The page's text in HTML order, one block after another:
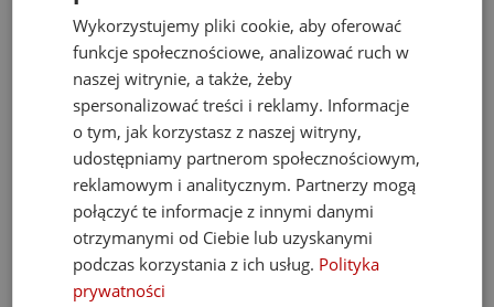
Fat Brain Toys dmuchawa do piłek Air Toobz
Wykorzystujemy pliki cookie, aby oferować
funkcje społecznościowe, analizować ruch w
naszej witrynie, a także, żeby
spersonalizować treści i reklamy. Informacje
o tym, jak korzystasz z naszej witryny,
udostępniamy partnerom społecznościowym,
reklamowym i analitycznym. Partnerzy mogą
połączyć te informacje z innymi danymi
otrzymanymi od Ciebie lub uzyskanymi
podczas korzystania z ich usług. Polityka
prywatności